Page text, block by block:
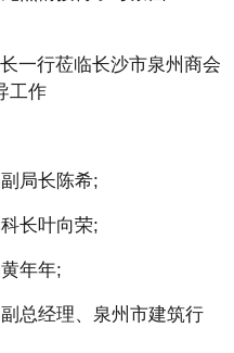
局长陈希;
长叶向荣;
年年;
总经理、泉州市建筑行